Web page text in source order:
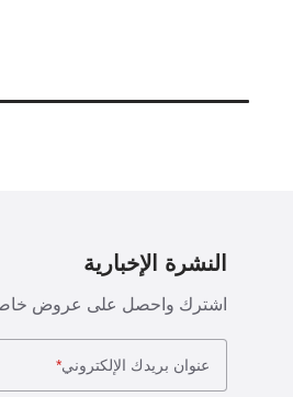
النشرة الإخبارية
اشترك واحصل على عروض
عنوان بريدك الإلكتروني*